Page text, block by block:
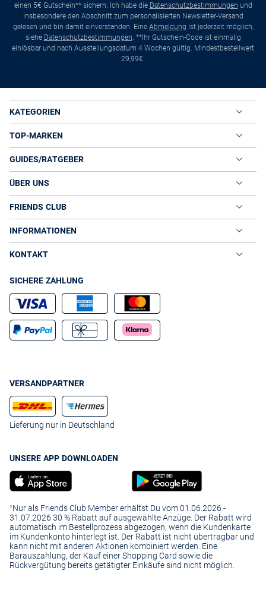
einen 5€ Gutschein** sichern. Ich habe die Datenschutzbestimmungen und
insbesondere den Abschnitt zum personalisierten Newsletter-Versand
gelesen und bin damit einverstanden. Eine Abmeldung ist jederzeit möglich,
siehe Datenschutzbestimmungen. **Ihr Gutschein-Code ist einmalig
einlösbar und nach Ausstellungsdatum 4 Wochen gültig. Mindestbestellwert
29,99€.
KATEGORIEN
TOP-MARKEN
GUIDES/RATGEBER
ÜBER UNS
FRIENDS CLUB
INFORMATIONEN
KONTAKT
SICHERE ZAHLUNG
VERSANDPARTNER
Lieferung nur in Deutschland
UNSERE APP DOWNLOADEN
¹Nur als Friends Club Member erhältst Du vom 01.06.2026 -
31.07.2026 30 % Rabatt auf ausgewählte Anzüge. Der Rabatt wird
automatisch im Bestellprozess abgezogen, wenn die Kundenkarte
im Kundenkonto hinterlegt ist. Der Rabatt ist nicht übertragbar und
kann nicht mit anderen Aktionen kombiniert werden. Eine
Barauszahlung, der Kauf einer Shopping Card sowie die
Rückvergütung bereits getätigter Einkäufe sind nicht möglich.